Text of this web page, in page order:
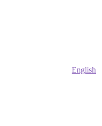
English